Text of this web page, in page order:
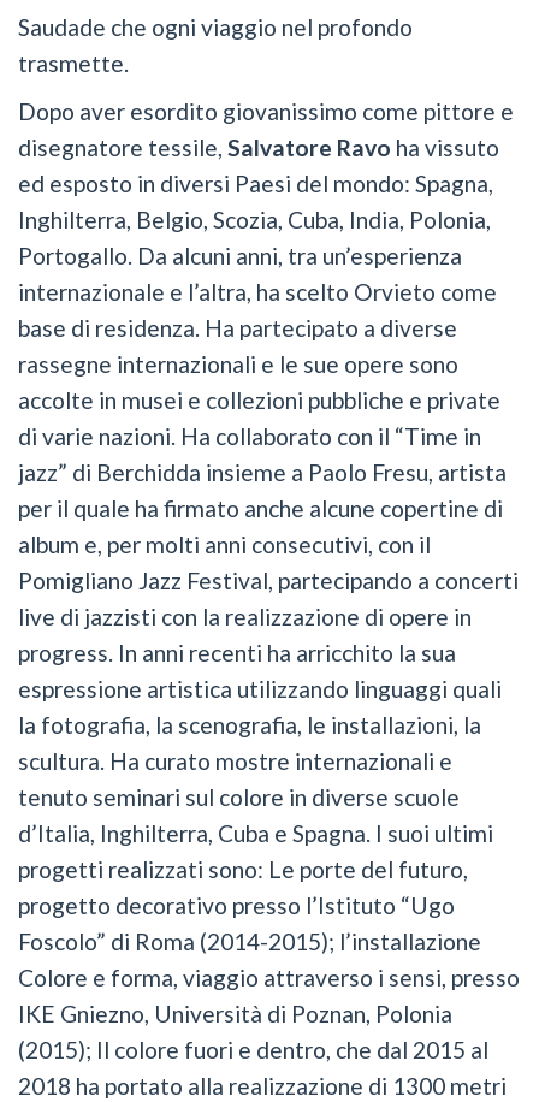
Saudade che ogni viaggio nel profondo
trasmette.
Dopo aver esordito giovanissimo come pittore e
disegnatore tessile, Salvatore Ravo ha vissuto
ed esposto in diversi Paesi del mondo: Spagna,
Inghilterra, Belgio, Scozia, Cuba, India, Polonia,
Portogallo. Da alcuni anni, tra un’esperienza
internazionale e l’altra, ha scelto Orvieto come
base di residenza. Ha partecipato a diverse
rassegne internazionali e le sue opere sono
accolte in musei e collezioni pubbliche e private
di varie nazioni. Ha collaborato con il “Time in
jazz” di Berchidda insieme a Paolo Fresu, artista
per il quale ha firmato anche alcune copertine di
album e, per molti anni consecutivi, con il
Pomigliano Jazz Festival, partecipando a concerti
live di jazzisti con la realizzazione di opere in
progress. In anni recenti ha arricchito la sua
espressione artistica utilizzando linguaggi quali
la fotografia, la scenografia, le installazioni, la
scultura. Ha curato mostre internazionali e
tenuto seminari sul colore in diverse scuole
d’Italia, Inghilterra, Cuba e Spagna. I suoi ultimi
progetti realizzati sono: Le porte del futuro,
progetto decorativo presso l’Istituto “Ugo
Foscolo” di Roma (2014-2015); l’installazione
Colore e forma, viaggio attraverso i sensi, presso
IKE Gniezno, Università di Poznan, Polonia
(2015); Il colore fuori e dentro, che dal 2015 al
2018 ha portato alla realizzazione di 1300 metri